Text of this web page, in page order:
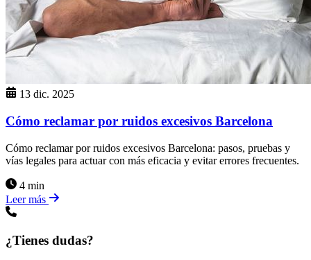
13 dic. 2025
Cómo reclamar por ruidos excesivos Barcelona
Cómo reclamar por ruidos excesivos Barcelona: pasos, pruebas y
vías legales para actuar con más eficacia y evitar errores frecuentes.
4 min
Leer más
¿Tienes dudas?